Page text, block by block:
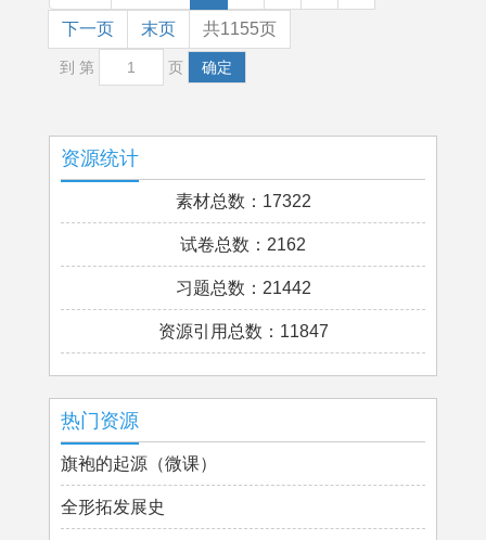
下一页 末页 共1155页
到 第 页 确定
资源统计
素材总数：17322
试卷总数：2162
习题总数：21442
资源引用总数：11847
热门资源
旗袍的起源（微课）
全形拓发展史